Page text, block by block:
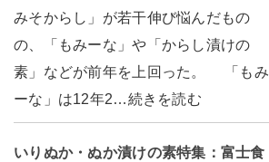
みそからし」が若干伸び悩んだもの
の、「もみーな」や「からし漬けの
素」などが前年を上回った。 「もみ
ーな」は12年2…続きを読む
いりぬか・ぬか漬けの素特集：富士食